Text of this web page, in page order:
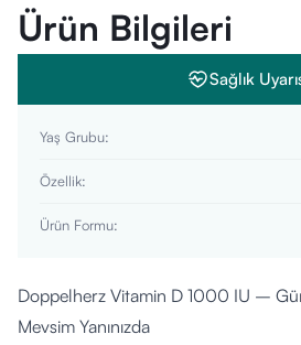
Ürün Bilgileri
Sağlık
Yaş Grubu:
Özellik:
Ürün Formu:
Doppelherz Vitamin D 1000 IU –
Mevsim Yanınızda